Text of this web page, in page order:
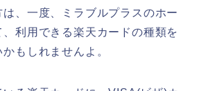
、一度、ミラブルプラスのホー
、利用できる楽天カードの種類を
もしれませんよ。